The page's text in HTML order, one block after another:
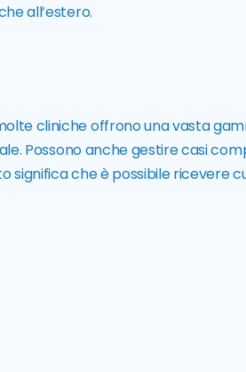
all’estero.
cliniche offrono una vasta
Possono anche gestire casi
significa che è possibile ricevere